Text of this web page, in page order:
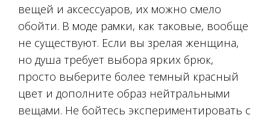
вещей и аксессуаров, их можно смело
обойти. В моде рамки, как таковые, вообще
не существуют. Если вы зрелая женщина,
но душа требует выбора ярких брюк,
просто выберите более темный красный
цвет и дополните образ нейтральными
вещами. Не бойтесь экспериментировать с